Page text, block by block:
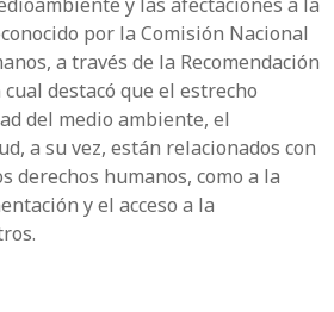
por la Comisión Nacional
a través de la Recomendación
destacó que el estrecho
del medio ambiente, el
a su vez, están relacionados con
derechos humanos, como a la
y el acceso a la